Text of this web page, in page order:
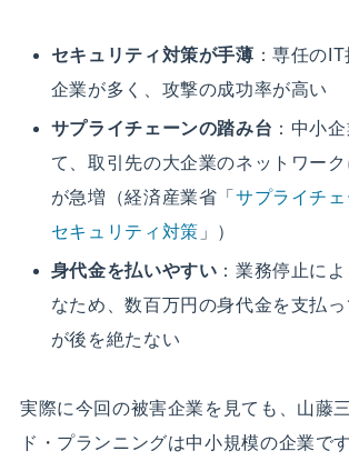
セキュリティ対策が手薄 ：専任の
企業が多く、攻撃の成功率が高い
サプライチェーンの踏み台 ：中小
て、取引先の大企業のネットワー
が急増（経済産業省「 サプライチ
セキュリティ対策 」）
身代金を払いやすい ：業務停止に
なため、数百万円の身代金を支払
が後を絶たない
実際に今回の被害企業を見ても、山藤
ド・プランニングは中小規模の企業です